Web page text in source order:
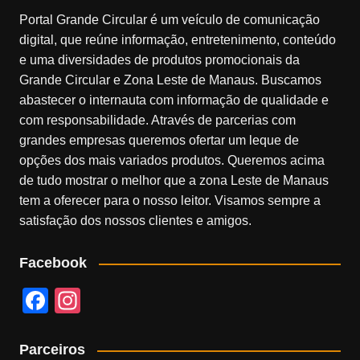
Portal Grande Circular é um veículo de comunicação
digital, que reúne informação, entretenimento, conteúdo
e uma diversidades de produtos promocionais da
Grande Circular e Zona Leste de Manaus. Buscamos
abastecer o internauta com informação de qualidade e
com responsabilidade. Através de parcerias com
grandes empresas queremos ofertar um leque de
opções dos mais variados produtos. Queremos acima
de tudo mostrar o melhor que a zona Leste de Manaus
tem a oferecer para o nosso leitor. Visamos sempre a
satisfação dos nossos clientes e amigos.
Facebook
F
c
a
Parceiros